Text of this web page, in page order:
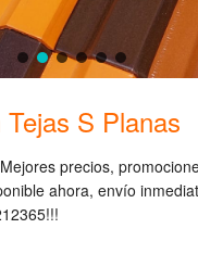
S Planas
Mejores precios,
ahora, envío